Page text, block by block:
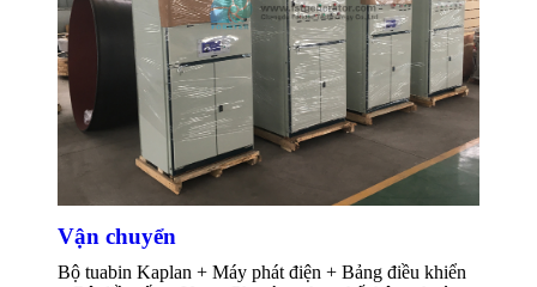
Vận chuyển
Bộ tuabin Kaplan + Máy phát điện + Bảng điều khiển